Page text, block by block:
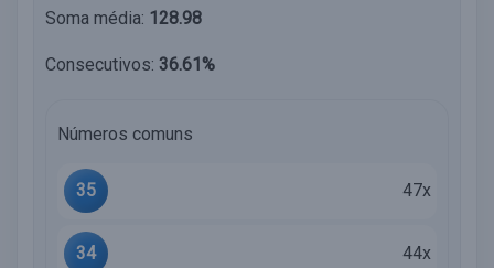
Soma média: 128.98
Consecutivos: 36.61%
Números comuns
35 47x
34 44x